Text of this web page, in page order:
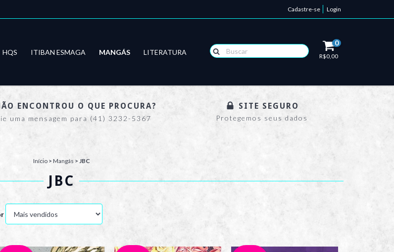
Cadastre-se Login
HQS ITIBAN ESMAGA MANGÁS LITERATURA
0
R$0,00
ENCONTROU O QUE PROCURA?
uma mensagem para (41) 3232-5367
SITE SEGURO
Protegemos seus dados
Início > Mangás > JBC
JBC